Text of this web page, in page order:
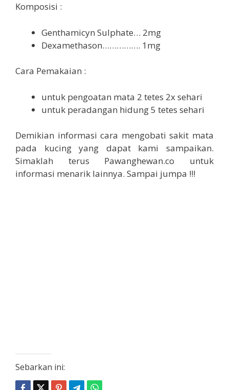
Komposisi :
Genthamicyn Sulphate… 2mg
Dexamethason……………. 1mg
Cara Pemakaian :
untuk pengoatan mata 2 tetes 2x sehari
untuk peradangan hidung 5 tetes sehari
Demikian informasi cara mengobati sakit mata
pada kucing yang dapat kami sampaikan.
Simaklah terus Pawanghewan.co untuk
informasi menarik lainnya. Sampai jumpa !!!
Sebarkan ini: